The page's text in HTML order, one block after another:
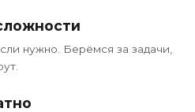
нужно. Берёмся за задачи,